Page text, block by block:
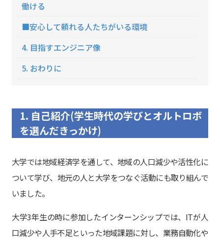
働ける
■安心して頼れる人たちがいる環境
4. 目指すエンジニア像
5. おわりに
1. 自己紹介(学生時代の学びとオルトロボ
を選んだきっかけ)
大学では地域経済学を通して、地域の人口減少や活性化に
ついて学び、地元の人と大学をつなぐ活動にも取り組んで
いました。
大学3年生の時に参加したインターンシップでは、ITが人
口減少や人手不足といった地域課題に対し、業務自動化や